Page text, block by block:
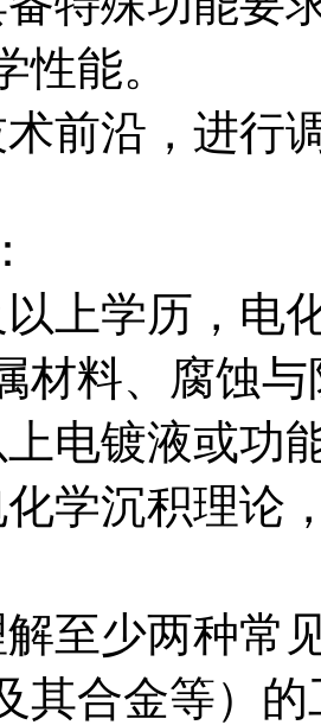
性能。
前沿，进行
上学历，电
材料、腐蚀
电镀液或功
学沉积理论
至少两种常
其合金等）